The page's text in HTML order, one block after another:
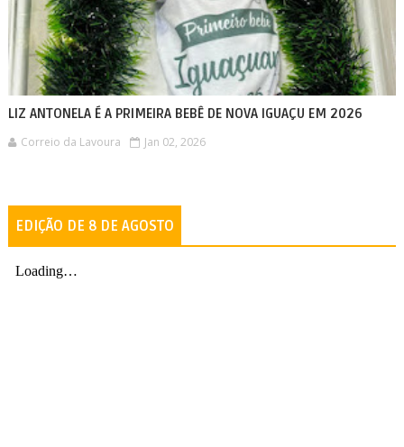
LIZ ANTONELA É A PRIMEIRA BEBÊ DE NOVA IGUAÇU EM 2026
Correio da Lavoura Jan 02, 2026
EDIÇÃO DE 8 DE AGOSTO